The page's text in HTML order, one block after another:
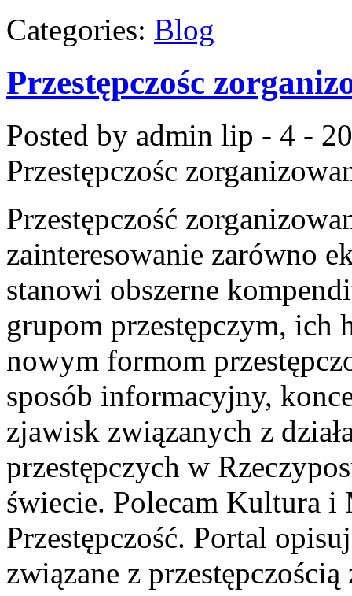
Categories: Blog
Przestępczośc
Posted by admin lip - 4 -
Przestępczośc
Przestępczość
zainteresowanie zarówno
stanowi obszerne
grupom przestępczym, ich
nowym formom
sposób informacyjny,
zjawisk związanych z
przestępczych w
świecie. Polecam Kultura i
Przestępczość. Portal
związane z